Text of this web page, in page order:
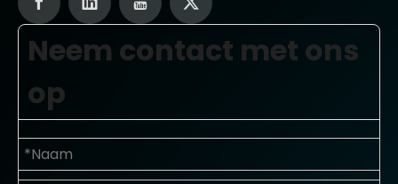
Neem contact met ons
op